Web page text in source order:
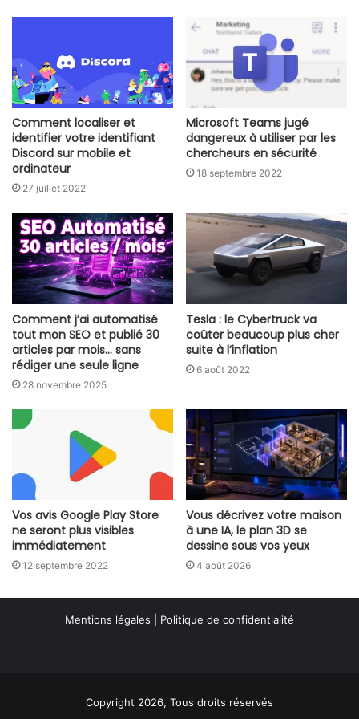
Comment localiser et
identifier votre identifiant
Discord sur mobile et
ordinateur
27 juillet 2022
Microsoft Teams jugé
dangereux à utiliser par les
chercheurs en sécurité
18 septembre 2022
Comment j’ai automatisé
tout mon SEO et publié 30
articles par mois… sans
rédiger une seule ligne
28 novembre 2025
Tesla : le Cybertruck va
coûter beaucoup plus cher
suite à l’inflation
6 août 2022
Vos avis Google Play Store
ne seront plus visibles
immédiatement
12 septembre 2022
Vous décrivez votre maison
à une IA, le plan 3D se
dessine sous vos yeux
4 août 2026
Mentions légales Politique de confidentialité
Copyright 2026, Tous droits réservés